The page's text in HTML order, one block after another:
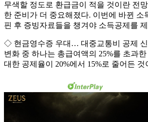
무색할 정도로 환급금이 적을 것이란 전
한 준비가 더 중요해졌다. 이번에 바뀐 소
핀 후 증빙자료들을 챙겨야 소득공제를
◇ 현금영수증 우대… 대중교통비 공제 신
변화 중 하나는 총급여액의 25%를 초과
대한 공제율이 20%에서 15%로 줄어든 것